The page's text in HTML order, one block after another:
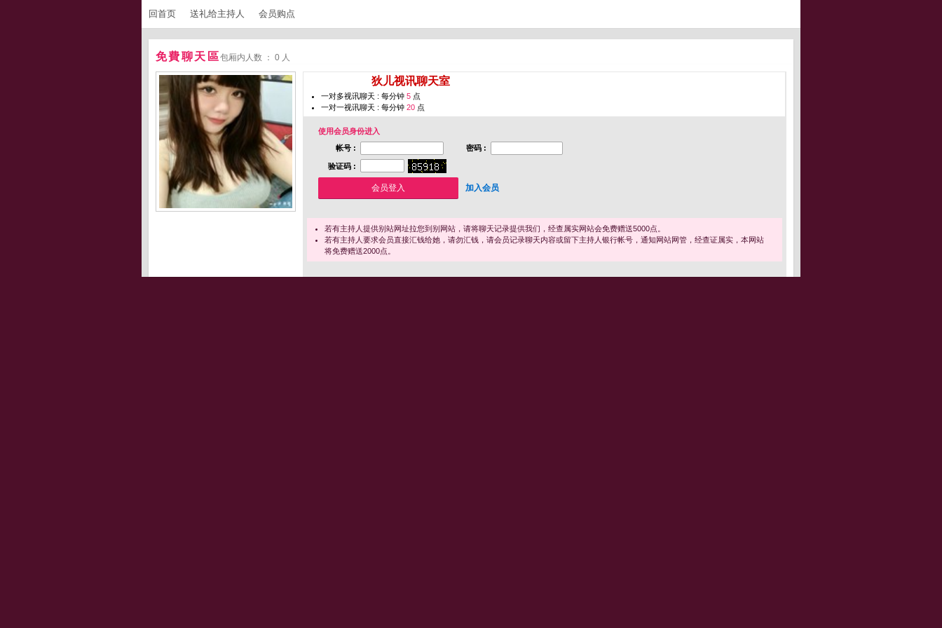
回首页 送礼给主持人 会员购点
免費聊天區包厢内人数 ： 0 人
狄儿视讯聊天室
一对多视讯聊天 : 每分钟 5 点
一对一视讯聊天 : 每分钟 20 点
使用会员身份进入
帐号 :
密码 :
验证码 :
加入会员
若有主持人提供别站网址拉您到别网站，请将聊天记录提供我们，经查属实网站会免费赠送5000点。
若有主持人要求会员直接汇钱给她，请勿汇钱，请会员记录聊天内容或留下主持人银行帐号，通知网站网管，经查证属实，本网站
将免费赠送2000点。